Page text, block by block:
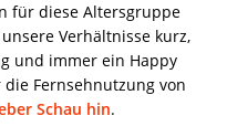
für diese Altersgruppe
Verhältnisse kurz,
und immer ein Happy
Fernsehnutzung von
Schau hin.